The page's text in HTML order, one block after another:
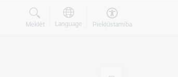
Meklēt Language Piekļūstamība